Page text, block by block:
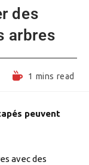
des
arbres
Reading1 mins read
peuvent
avec des